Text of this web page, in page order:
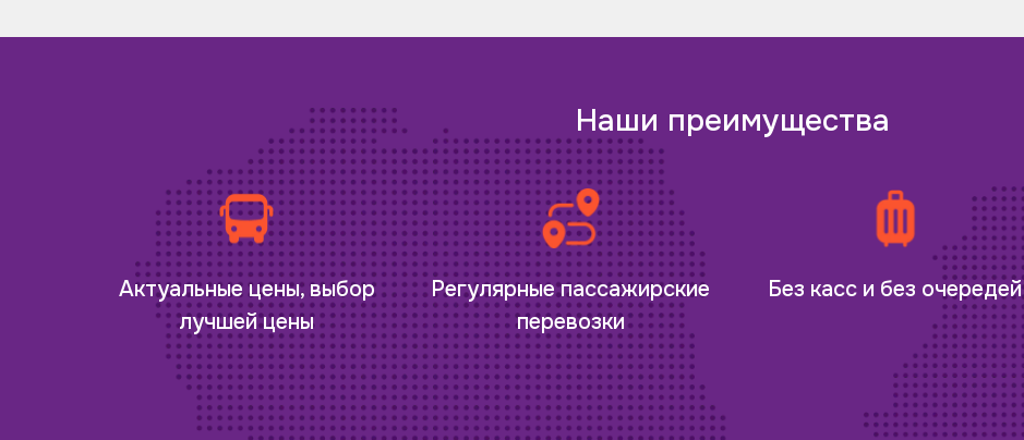
Наши преимущества
Актуальные цены, выбор
лучшей цены
Регулярные пассажирские
перевозки
Без касс и без очередей